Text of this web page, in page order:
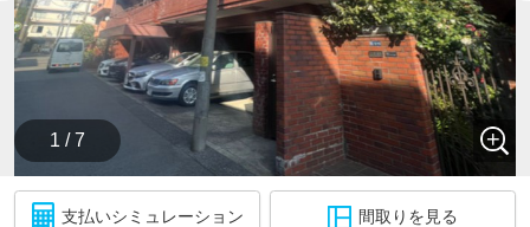
1 / 7
支払いシミュレーション 間取りを見る